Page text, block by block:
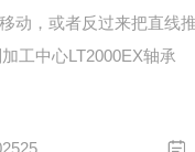
动，或者反过来把直线
工中心LT2000EX轴承